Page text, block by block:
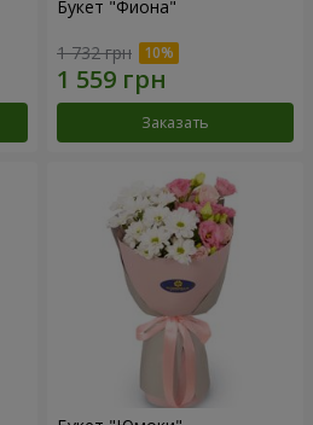
Букет "Фиона"
1 732 грн
Заказать